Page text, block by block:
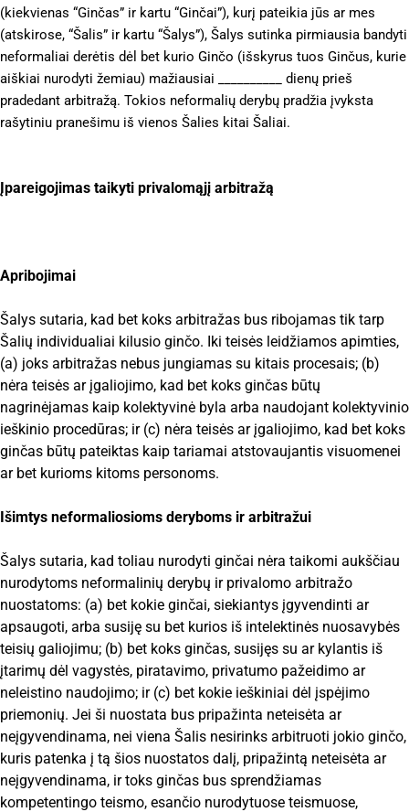
(kiekvienas “Ginčas” ir kartu “Ginčai”), kurį pateikia jūs ar mes
(atskirose, “Šalis” ir kartu “Šalys”), Šalys sutinka pirmiausia bandyti
neformaliai derėtis dėl bet kurio Ginčo (išskyrus tuos Ginčus, kurie
aiškiai nurodyti žemiau) mažiausiai __________ dienų prieš
pradedant arbitražą. Tokios neformalių derybų pradžia įvyksta
rašytiniu pranešimu iš vienos Šalies kitai Šaliai.
Įpareigojimas taikyti privalomąjį arbitražą
Apribojimai
Šalys sutaria, kad bet koks arbitražas bus ribojamas tik tarp
Šalių individualiai kilusio ginčo. Iki teisės leidžiamos apimties,
(a) joks arbitražas nebus jungiamas su kitais procesais; (b)
nėra teisės ar įgaliojimo, kad bet koks ginčas būtų
nagrinėjamas kaip kolektyvinė byla arba naudojant kolektyvinio
ieškinio procedūras; ir (c) nėra teisės ar įgaliojimo, kad bet koks
ginčas būtų pateiktas kaip tariamai atstovaujantis visuomenei
ar bet kurioms kitoms personoms.
Išimtys neformaliosioms deryboms ir arbitražui
Šalys sutaria, kad toliau nurodyti ginčai nėra taikomi aukščiau
nurodytoms neformalinių derybų ir privalomo arbitražo
nuostatoms: (a) bet kokie ginčai, siekiantys įgyvendinti ar
apsaugoti, arba susiję su bet kurios iš intelektinės nuosavybės
teisių galiojimu; (b) bet koks ginčas, susijęs su ar kylantis iš
įtarimų dėl vagystės, piratavimo, privatumo pažeidimo ar
neleistino naudojimo; ir (c) bet kokie ieškiniai dėl įspėjimo
priemonių. Jei ši nuostata bus pripažinta neteisėta ar
neįgyvendinama, nei viena Šalis nesirinks arbitruoti jokio ginčo,
kuris patenka į tą šios nuostatos dalį, pripažintą neteisėta ar
neįgyvendinama, ir toks ginčas bus sprendžiamas
kompetentingo teismo, esančio nurodytuose teismuose,